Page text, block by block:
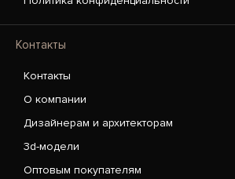
Контакты
Контакты
О компании
Дизайнерам и архитекторам
3d-модели
Оптовым покупателям